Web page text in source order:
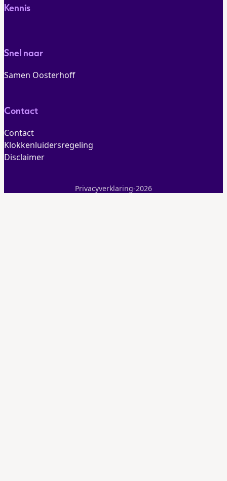
Kennis
Snel naar
Samen Oosterhoff
Contact
Contact
Klokkenluidersregeling
Disclaimer
Privacyverklaring-2026